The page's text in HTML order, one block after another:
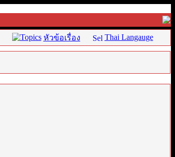
หัวข้อเรื่อง Thai Langauge